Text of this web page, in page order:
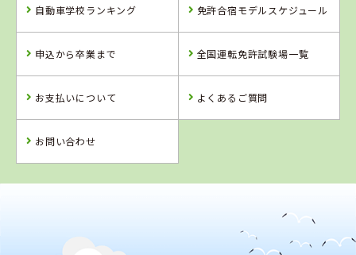
詳 細 予 約
習所
詳 細
詳 細
詳 細
4位 5
自動車学校ランキング 免許合宿モデルスケジュール
申込から卒業まで 全国運転免許試験場一覧
お支払いについて よくあるご質問
お問い合わせ